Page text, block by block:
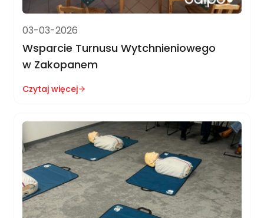
03-03-2026
Wsparcie Turnusu Wytchnieniowego
w Zakopanem
Czytaj więcej